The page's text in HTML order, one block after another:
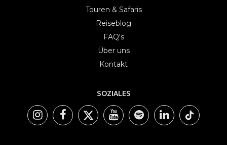
Touren & Safaris
Reiseblog
FAQ's
Über uns
Kontakt
SOZIALES